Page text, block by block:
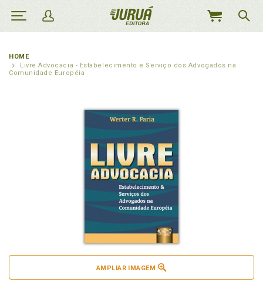
MEU
HOME
Livre Advocacia - Estabelecimento e Serviço dos Advogados na
Comunidade Européia
AMPLIAR IMAGEM